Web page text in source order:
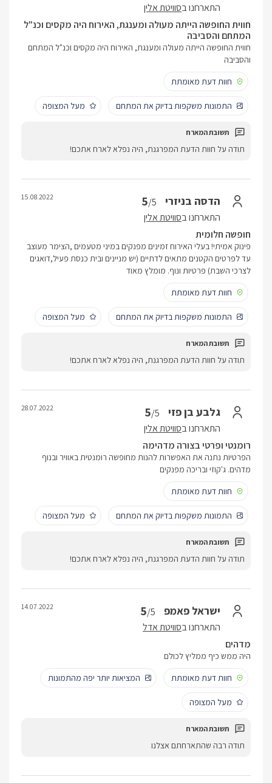
התארחנו בסוויטת אלין
חווית החופשה הייתה מעולה ומענגת, האירוח היה מקסים וכנ"ל
המתחם והסביבה
חווית החופשה הייתה מעולה ומענגת, האירוח היה מקסים וכנ"ל המתחם
והסביבה
חוות דעת מאומתת
התמונות משקפות בדיוק את המתחם מעל המצופה
תודה על חוות הדעת המפרגנת, היה נפלא לארח אתכם!
הדסה בניזרי 5/5
התארחנו בסוויטת אלין
15.08.2022
חופשה חלומית
פינוק אמיתי! בעלי האירוח זמינים מפנקים במיני מטעמים ,הצימר מעוצב
עד לפרטים הקטנים מתאים לדתיים (יש מניינים ובית כנסת פעיל,דואגים
לצרכי השבת) פרטיות ונוף. מומלץ מאוד
חוות דעת מאומתת
התמונות משקפות בדיוק את המתחם מעל המצופה
תודה על חוות הדעת המפרגנת, היה נפלא לארח אתכם!
גלבע בן פזי 5/5
התארחנו בסוויטת אלין
28.07.2022
רומנטי ופרטי בצורה מדהימה
הפרטיות נתנה את האפשרות להנות מחופשה רומנטית באוויר ובנוף
מדהים. ג'קוזי ובריכה מפנקים
חוות דעת מאומתת
התמונות משקפות בדיוק את המתחם מעל המצופה
תודה על חוות הדעת המפרגנת, היה נפלא לארח אתכם!
ישראל פאמפ 5/5
התארחנו בסוויטת אדל
14.07.2022
מדהים
היה ממש כיף ממליץ לכולם
חוות דעת מאומתת
המציאות יותר יפה מהתמונות
מעל המצופה
תודה רבה שהתארחתם אצלנו